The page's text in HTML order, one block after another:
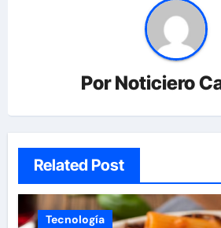
PorNoticiero
Related Post
Tecnología